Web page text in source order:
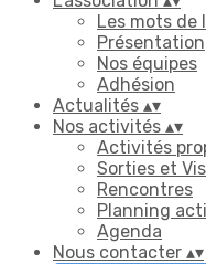
Les mots de
Présentation
Nos équipes
Adhésion
Actualités ▴▾
Nos activités ▴▾
Activités
Sorties et
Rencontres
Planning
Agenda
Nous contacter ▴▾